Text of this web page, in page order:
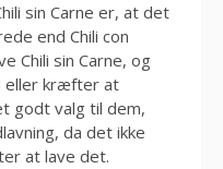
sin Carne er, at det
end Chili con
Chili sin Carne, og
eller kræfter at
godt valg til dem,
da det ikke
at lave det.